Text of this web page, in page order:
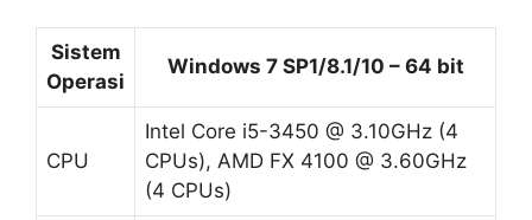
Sistem
Operasi
Windows 7 SP1/8.1/10 – 64 bit
CPU
Intel Core i5-3450 @ 3.10GHz (4
CPUs), AMD FX 4100 @ 3.60GHz
(4 CPUs)